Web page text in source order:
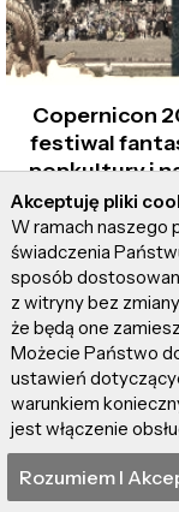
Copernicon
festiwal
popkultury i
sercu
DARUJ
najnowszego
Natalii
Akceptuję pliki
W ramach naszego
świadczenia
sposób
z witryny bez
że będą one
Możecie Państwo
ustawień
warunkiem
jest włączenie
Rozumiem I